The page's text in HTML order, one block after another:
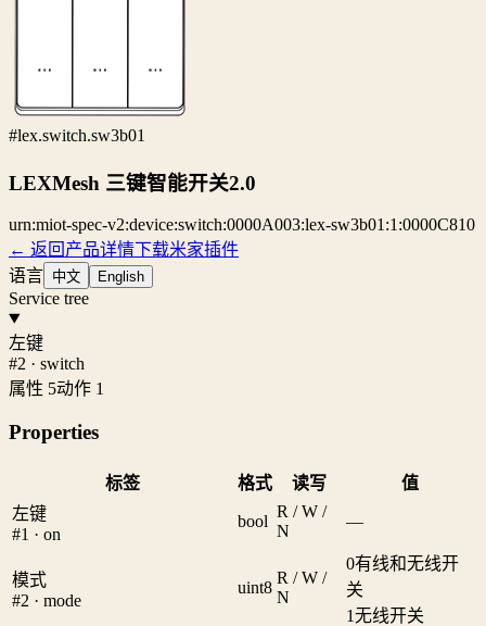
#lex.switch.sw3b01
LEXMesh 三键智能开关2.0
urn:miot-spec-v2:device:switch:0000A003:lex-sw3b01:1:0000C810
← 返回产品详情下载米家插件
语言 中文 English
Service tree
左键
#2 · switch
属性 5动作 1
Properties
标签 格式 读写
值
左键
#1 · on
bool
R / W /
N
—
模式
#2 · mode
uint8
R / W /
N
0有线和无线开
关
1无线开关